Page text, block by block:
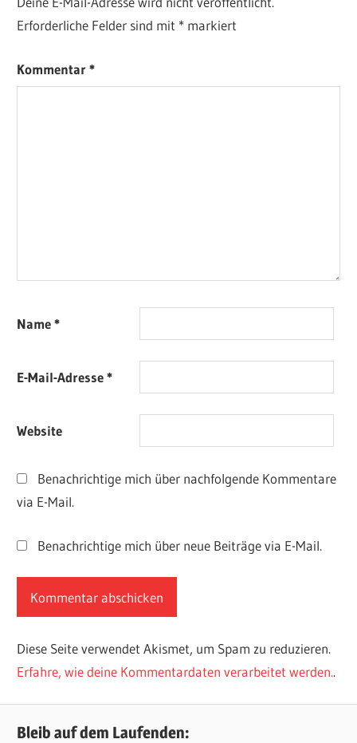
Erforderliche Felder sind mit * markiert
Kommentar*
Name*
E-Mail-Adresse*
Website
Benachrichtige mich über nachfolgende Kommentare
via E-Mail.
Benachrichtige mich über neue Beiträge via E-Mail.
Diese Seite verwendet Akismet, um Spam zu reduzieren.
Erfahre, wie deine Kommentardaten verarbeitet werden..
Bleib auf dem Laufenden: